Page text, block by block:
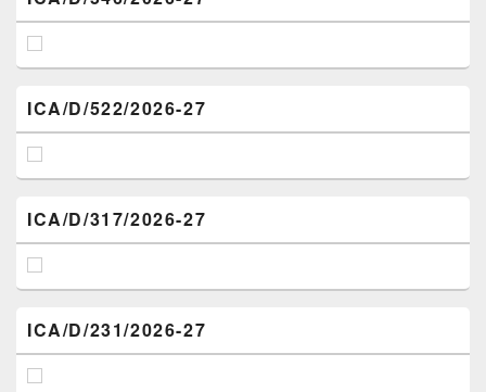
ICA/D/522/2026-27
ICA/D/317/2026-27
ICA/D/231/2026-27